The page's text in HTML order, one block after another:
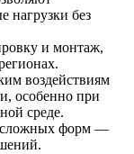
нагрузки без
и монтаж,
воздействиям
особенно при
среде.
сложных форм —